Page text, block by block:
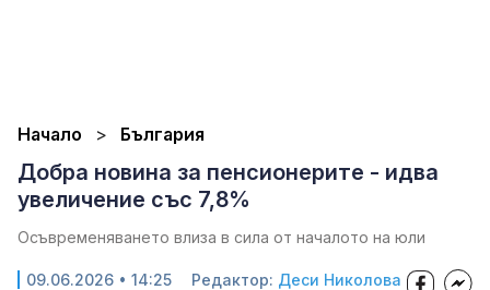
Начало България
Добра новина за пенсионерите - идва
увеличение със 7,8%
Осъвременяването влиза в сила от началото на юли
09.06.2026 • 14:25 Редактор: Деси Николова